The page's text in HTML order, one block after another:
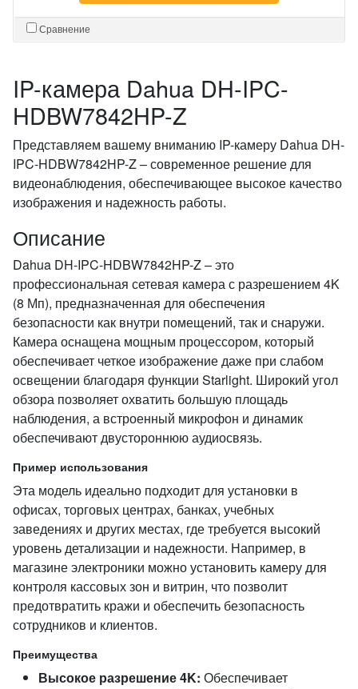
Сравнение
IP-камера Dahua DH-IPC-
HDBW7842HP-Z
Представляем вашему вниманию IP-камеру Dahua DH-
IPC-HDBW7842HP-Z – современное решение для
видеонаблюдения, обеспечивающее высокое качество
изображения и надежность работы.
Описание
Dahua DH-IPC-HDBW7842HP-Z – это
профессиональная сетевая камера с разрешением 4K
(8 Мп), предназначенная для обеспечения
безопасности как внутри помещений, так и снаружи.
Камера оснащена мощным процессором, который
обеспечивает четкое изображение даже при слабом
освещении благодаря функции Starlight. Широкий угол
обзора позволяет охватить большую площадь
наблюдения, а встроенный микрофон и динамик
обеспечивают двустороннюю аудиосвязь.
Пример использования
Эта модель идеально подходит для установки в
офисах, торговых центрах, банках, учебных
заведениях и других местах, где требуется высокий
уровень детализации и надежности. Например, в
магазине электроники можно установить камеру для
контроля кассовых зон и витрин, что позволит
предотвратить кражи и обеспечить безопасность
сотрудников и клиентов.
Преимущества
Высокое разрешение 4K: Обеспечивает